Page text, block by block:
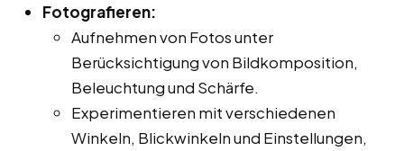
Fotografieren:
Aufnehmen von Fotos unter
Berücksichtigung von Bildkomposition,
Beleuchtung und Schärfe.
Experimentieren mit verschiedenen
Winkeln, Blickwinkeln und Einstellungen,